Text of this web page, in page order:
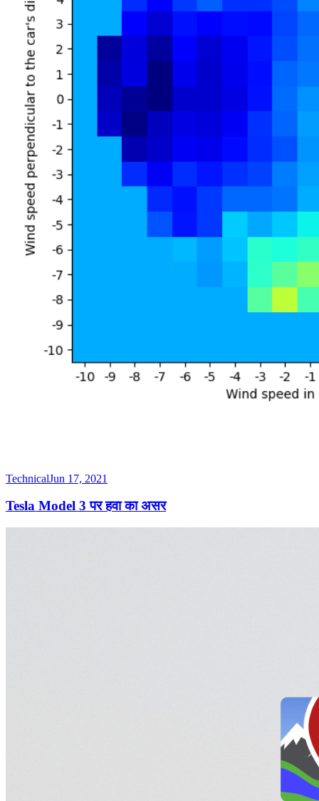
TechnicalJun 17, 2021
Tesla Model 3 पर हवा का असर